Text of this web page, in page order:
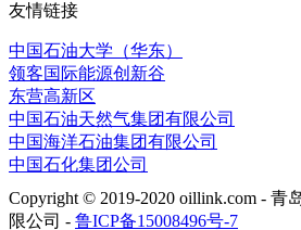
友情链接
中国石油大学（华东）
领客国际能源创新谷
东营高新区
中国石油天然气集团有限公司
中国海洋石油集团有限公司
中国石化集团公司
Copyright © 2019-2020 oillink.com - 青
限公司 - 鲁ICP备15008496号-7